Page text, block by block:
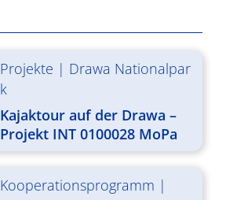
a
n
s
t
a
l
s
t
t
u
Projekte | Drawa Nationalpar
k
Kajaktour auf der Drawa –
Projekt INT 0100028 MoPa
Kooperationsprogramm |